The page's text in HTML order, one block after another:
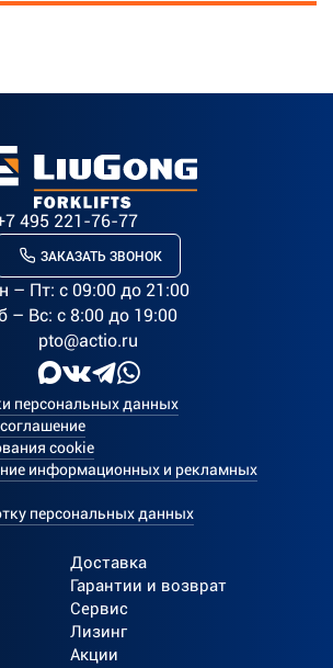
495 221-76-77
ЗАКАЗАТЬ ЗВОНОК
– Пт: c 09:00 до 21:00
– Вс: с 8:00 до 19:00
pto@actio.ru
персональных данных
cookie
информационных и рекламных
персональных данных
Доставка
Гарантии и возврат
Сервис
Лизинг
Акции